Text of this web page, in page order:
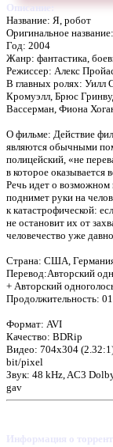
Описание:
Название: Я, робот
Оригинальное
Год: 2004
Жанр: фантастика,
Режиссер: Алекс
В главных ролях:
Кромуэлл, Брюс
Вассерман, Фиона
О фильме: Действие
являются обычными
полицейский, «не
в которое оказывается
Речь идет о возможном
поднимет руки на
к катастрофической:
не остановит их от
человечество уже
Страна: США,
Перевод:Авторский
+ Авторский
Продолжительность:
Формат: AVI
Качество: BDRip
Видео: 704x304
bit/pixel
Звук: 48 kHz, AC3
gav
Информация о